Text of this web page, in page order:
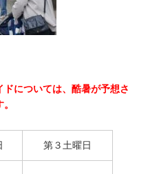
については、酷暑が予想さ
第３土曜日